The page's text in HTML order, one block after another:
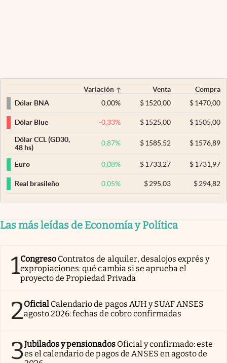
Variación Venta
Compra
Dólar BNA
0,00% $ 1520,00 $1470,00
Dólar Blue -0,33% $ 1525,00 $1505,00
Dólar CCL (GD30,
48 hs)
0,87% $ 1585,52 $1576,89
Euro 0,08% $ 1733,27 $1731,97
Real brasileño 0,05% $ 295,03 $294,82
Las más leídas de Economía y Política
1Congreso Contratos de alquiler, desalojos exprés y
expropiaciones: qué cambia si se aprueba el
proyecto de Propiedad Privada
2Oficial Calendario de pagos AUH y SUAF ANSES
agosto 2026: fechas de cobro confirmadas
3Jubilados y pensionados Oficial y confirmado: este
es el calendario de pagos de ANSES en agosto de